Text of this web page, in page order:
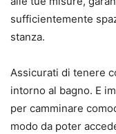
sufficientemente
stanza.
Assicurati di tenere
intorno al bagno. E
per camminare
modo da poter